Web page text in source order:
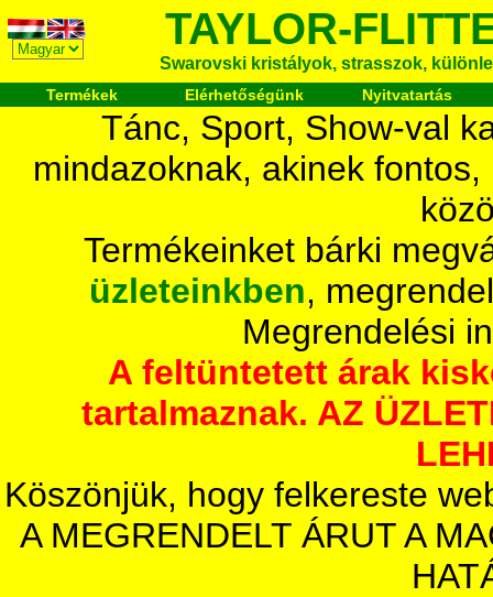
TAYLOR-
Swarovski kristályok, strasszok,
Termékek Elérhetőségünk Nyitvatartás
Tánc, Sport, Show-val
mindazoknak, akinek
Termékeinket bárki
üzleteinkben,
Megrendelési
A feltüntetett árak
tartalmaznak. AZ
Köszönjük, hogy felkereste
A MEGRENDELT ÁRUT A